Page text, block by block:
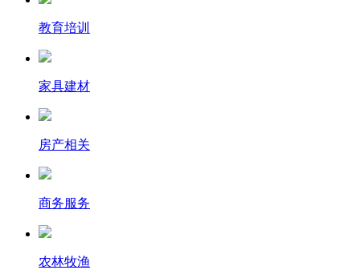
教育培训
家具建材
房产相关
商务服务
农林牧渔